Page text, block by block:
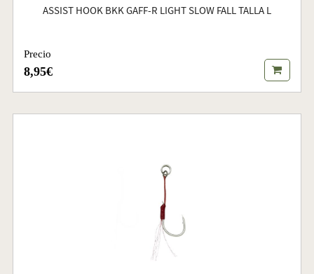
ASSIST HOOK BKK GAFF-R LIGHT SLOW FALL TALLA L
Precio
8,95€